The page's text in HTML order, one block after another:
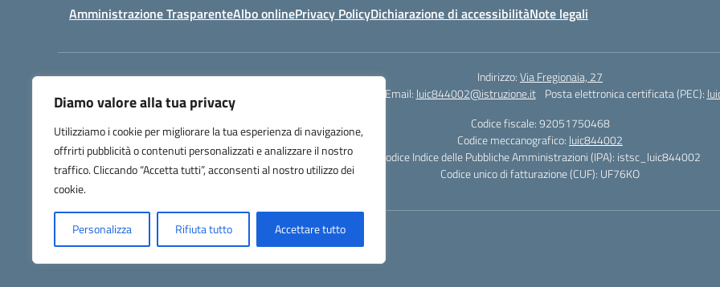
Diamo valore alla tua privacy
Utilizziamo i cookie per migliorare la tua esperienza di navigazione,
offrirti pubblicità o contenuti personalizzati e analizzare il nostro
traffico. Cliccando “Accetta tutti”, acconsenti al nostro utilizzo dei
cookie.
Personalizza Rifiuta tutto Accettare tutto
Amministrazione TrasparenteAlbo onlinePrivacy PolicyDichiarazione di accessibilitàNote legali
Indirizzo:Via Fregionaia, 27
Email: luic844002@istruzione.it Posta elettronica certificata (PEC):
Codice fiscale: 92051750468
Codice meccanografico: luic844002
Codice Indice delle Pubbliche Amministrazioni (IPA): istsc_luic844002
Codice unico di fatturazione (CUF): UF76KO